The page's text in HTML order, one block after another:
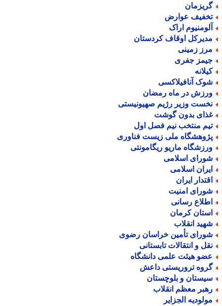
عوارض
اراک
اوقاف کردستان
زمینی
جفری
آنافیلاکسی
در ماه رمضان
وزیر رژیم صهیونیستی
بدون گوشت
منتخب نیم فصل اول
ملی زیست فناوری
ماریو ریگامونتی
اسلامی
اسلامی
ایران
امنیت
رسانی
کرمان
انقلاب
تأمین خراسان رضوی
و انتقالات تابستانی
هیئت علمی دانشگاه
تروریستی داعش
و بلوچستان
معظم انقلاب
الجزایر